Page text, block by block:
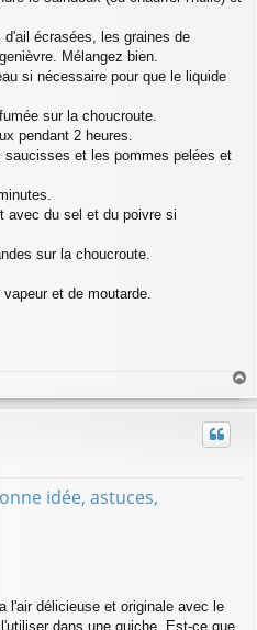
écrasées, les graines de
Mélangez bien.
si nécessaire pour que le liquide
sur la choucroute.
pendant 2 heures.
et les pommes pelées et
avec du sel et du poivre si
sur la choucroute.
et de moutarde.
a
u
idée, astuces,
l'air délicieuse et originale avec le
dans une quiche. Est-ce que